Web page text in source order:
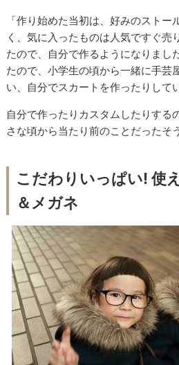
「作り始めた当初は、好みのスト
く、気に入ったものは人気ですぐ売
たので、自分で作るようになりまし
たので、小学生の頃から一緒に手芸
い、自分でスカートを作ったりして
自分で作ったりカスタムしたりする
さな頃から当たり前のことだったそ
こだわりいっぱい! 使
＆メガネ